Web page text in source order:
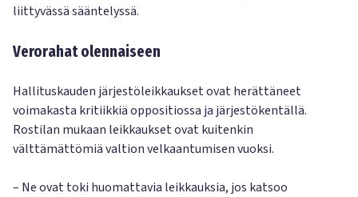
liittyvässä sääntelyssä.
Verorahat olennaiseen
Hallituskauden järjestöleikkaukset ovat herättäneet
voimakasta kritiikkiä oppositiossa ja järjestökentällä.
Rostilan mukaan leikkaukset ovat kuitenkin
välttämättömiä valtion velkaantumisen vuoksi.
– Ne ovat toki huomattavia leikkauksia, jos katsoo